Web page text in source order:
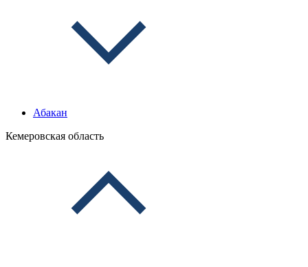
Абакан
Кемеровская область